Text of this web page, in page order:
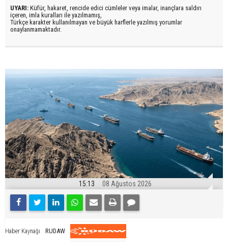
UYARI: Küfür, hakaret, rencide edici cümleler veya imalar, inançlara saldırı
içeren, imla kuralları ile yazılmamış,
Türkçe karakter kullanılmayan ve büyük harflerle yazılmış yorumlar
onaylanmamaktadır.
15:13 08 Ağustos 2026
Haber Kaynağı RUDAW